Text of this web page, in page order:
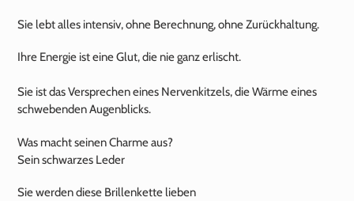
Ihrem
Sie lebt alles intensiv, ohne Berechnung, ohne Zurückhaltung.
Ihre Energie ist eine Glut, die nie ganz erlischt.
Sie ist das Versprechen eines Nervenkitzels, die Wärme eines
schwebenden Augenblicks.
Was macht seinen Charme aus?
Sein schwarzes Leder
Sie werden diese Brillenkette lieben